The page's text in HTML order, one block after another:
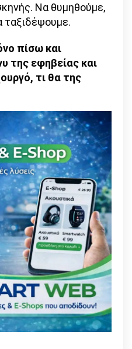
Να θυμηθούμε,
ταξιδέψουμε.
πίσω και
της εφηβείας και
τι θα της